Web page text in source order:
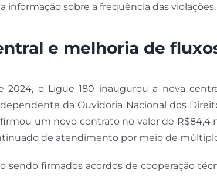
informação sobre a frequência das violações.
e melhoria de
2024, o Ligue 180 inaugurou a nova
da Ouvidoria Nacional dos
um novo contrato no valor de R$84,4
de atendimento por meio de
sendo firmados acordos de cooperação